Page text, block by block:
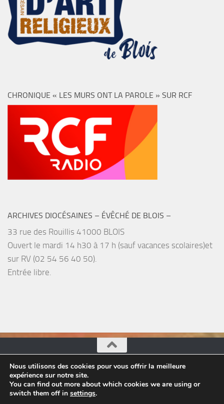
CHRONIQUE « LES MURS ONT LA PAROLE » SUR RCF
ARCHIVES DIOCÉSAINES – ÉVÊCHÉ DE BLOIS –
33 rue des Rouillis 41000 BLOIS
Ouvert le mardi 14 h30 à 17 h (sauf vacances scolaires)et
sur RV (02 54 56 40 50).
Entrée libre.
Pastorale du Tourisme, églises du Loir-et-Cher © 2026.
Tous droits réservés.
Fièrement propulsé par
Nous utilisons des cookies pour vous offrir la meilleure
expérience sur notre site.
You can find out more about which cookies we are using or
switch them off in settings.